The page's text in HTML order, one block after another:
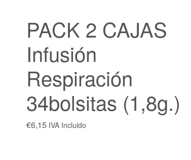
PACK 2 CAJAS
Infusión
Respiración
34bolsitas (1,8g.)
€6,15 IVA Incluido